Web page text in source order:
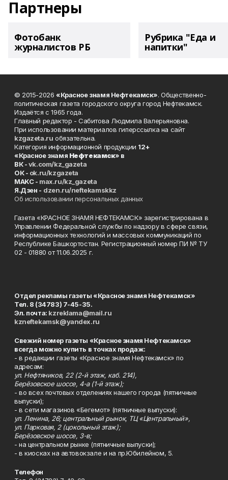
Партнеры
Фотобанк
журналистов РБ
Рубрика "Еда и
напитки"
© 2015-2026 «Красное знамя Нефтекамск». Общественно-
политическая газета городского округа город Нефтекамск.
Издаётся с 1965 года.
Главный редактор - Сабитова Людмила Валерьяновна.
При использовании материалов гиперссылка на сайт
kzgazeta.ru обязательна.
Категория информационной продукции 12+
«Красное знамя Нефтекамск» в
ВК -vk.com/kz_gazeta
ОК - ok.ru/kzgazeta
MAKC - max.ru/kz_gazeta
Я.Дзен - dzen.ru/neftekamskkz
Об использовании персональных данных
Газета «КРАСНОЕ ЗНАМЯ НЕФТЕКАМСК» зарегистрирована в
Управлении Федеральной службы по надзору в сфере связи,
информационных технологий и массовых коммуникаций по
Республике Башкортостан. Регистрационный номер ПИ № ТУ
02 - 01880 от 11.06.2025 г.
Отдел рекламы газеты «Красное знамя Нефтекамск»
Тел. 8 (34783) 7-45-35.
Эл. почта: kzreklama@mail.ru
kzneftekamsk@yandex.ru
Свежий номер газеты «Красное знамя Нефтекамск»
всегда можно купить в точках продаж:
- в редакции газеты «Красное знамя Нефтекамск» по
адресам:
ул. Нефтяников, 22 (2-й этаж, каб. 214),
Берёзовское шоссе, 4-а (1-й этаж);
- во всех почтовых отделениях нашего города (пятничные
выпуски);
- в сети магазинов «Бегемот» (пятничные выпуски):
ул. Ленина, 26; центральный рынок, ТЦ «Центральный»,
ул. Парковая, 2 (цокольный этаж);
Берёзовское шоссе, 3-в;
- на центральном рынке (пятничные выпуски);
- в киосках на автовокзале и на пр.Юбилейном, 5.
Телефон